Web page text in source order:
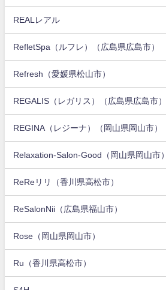
REALレアル
RefletSpa（ルフレ）（広島県広島市）
Refresh（愛媛県松山市）
REGALIS（レガリス）（広島県広島市）
REGINA（レジーナ）（岡山県岡山市）
Relaxation-Salon-Good（岡山県岡山市）
ReReリリ（香川県高松市）
ReSalonNii（広島県福山市）
Rose（岡山県岡山市）
Ru（香川県高松市）